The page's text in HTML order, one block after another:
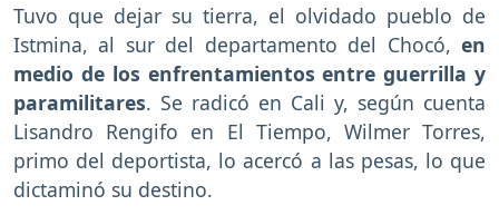
Tuvo que dejar su tierra, el olvidado pueblo de
Istmina, al sur del departamento del Chocó, en
medio de los enfrentamientos entre guerrilla y
paramilitares. Se radicó en Cali y, según cuenta
Lisandro Rengifo en El Tiempo, Wilmer Torres,
primo del deportista, lo acercó a las pesas, lo que
dictaminó su destino.